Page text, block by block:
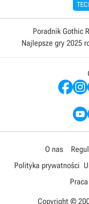
Poradnik Gothic
Najlepsze gry 2025
O nas
Polityka prywatności
Praca
Copyright ©